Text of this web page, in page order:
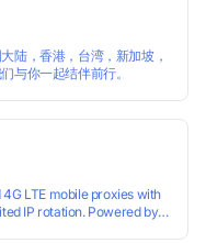
陆，香港，台湾，新加坡，
与你一起结伴前行。
LTE mobile proxies with
IP rotation. Powered by